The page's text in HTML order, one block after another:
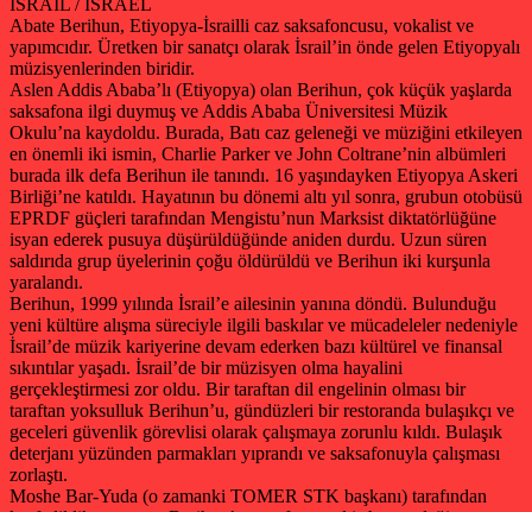
Abate Berihun, Etiyopya-İsrailli caz saksafoncusu, vokalist ve
yapımcıdır. Üretken bir sanatçı olarak İsrail’in önde gelen Etiyopyalı
müzisyenlerinden biridir.
Aslen Addis Ababa’lı (Etiyopya) olan Berihun, çok küçük yaşlarda
saksafona ilgi duymuş ve Addis Ababa Üniversitesi Müzik
Okulu’na kaydoldu. Burada, Batı caz geleneği ve müziğini etkileyen
en önemli iki ismin, Charlie Parker ve John Coltrane’nin albümleri
burada ilk defa Berihun ile tanındı. 16 yaşındayken Etiyopya Askeri
Birliği’ne katıldı. Hayatının bu dönemi altı yıl sonra, grubun otobüsü
EPRDF güçleri tarafından Mengistu’nun Marksist diktatörlüğüne
isyan ederek pusuya düşürüldüğünde aniden durdu. Uzun süren
saldırıda grup üyelerinin çoğu öldürüldü ve Berihun iki kurşunla
yaralandı.
Berihun, 1999 yılında İsrail’e ailesinin yanına döndü. Bulunduğu
yeni kültüre alışma süreciyle ilgili baskılar ve mücadeleler nedeniyle
İsrail’de müzik kariyerine devam ederken bazı kültürel ve finansal
sıkıntılar yaşadı. İsrail’de bir müzisyen olma hayalini
gerçekleştirmesi zor oldu. Bir taraftan dil engelinin olması bir
taraftan yoksulluk Berihun’u, gündüzleri bir restoranda bulaşıkçı ve
geceleri güvenlik görevlisi olarak çalışmaya zorunlu kıldı. Bulaşık
deterjanı yüzünden parmakları yıprandı ve saksafonuyla çalışması
zorlaştı.
Moshe Bar-Yuda (o zamanki TOMER STK başkanı) tarafından